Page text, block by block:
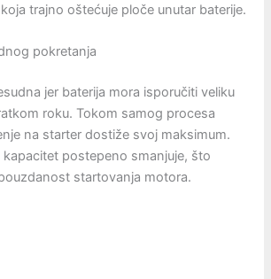
trajno oštećuje ploče unutar baterije.
pokretanja
jer baterija mora isporučiti veliku
roku. Tokom samog procesa
na starter dostiže svoj maksimum.
kapacitet postepeno smanjuje, što
startovanja motora.